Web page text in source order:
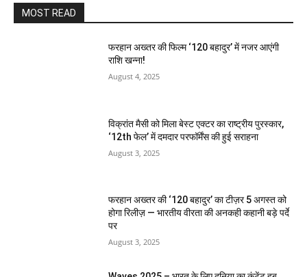
MOST READ
फरहान अख्तर की फिल्म ‘120 बहादुर’ में नजर आएंगी
राशि खन्ना!
August 4, 2025
विक्रांत मैसी को मिला बेस्ट एक्टर का राष्ट्रीय पुरस्कार,
‘12th फेल’ में दमदार परफॉर्मेंस की हुई सराहना
August 3, 2025
फरहान अख्तर की ‘120 बहादुर’ का टीज़र 5 अगस्त को
होगा रिलीज़ — भारतीय वीरता की अनकही कहानी बड़े पर्दे
पर
August 3, 2025